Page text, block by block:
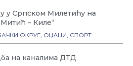
у Српском Милетићу на
– Киле“
ОКРУГ, ОЏАЦИ, СПОРТ
на каналима ДТД